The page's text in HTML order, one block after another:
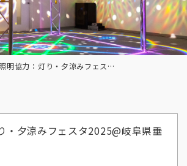
照明協力：灯り・夕涼みフェスタ2025@岐阜県垂井町
・夕涼みフェスタ2025@岐阜県垂